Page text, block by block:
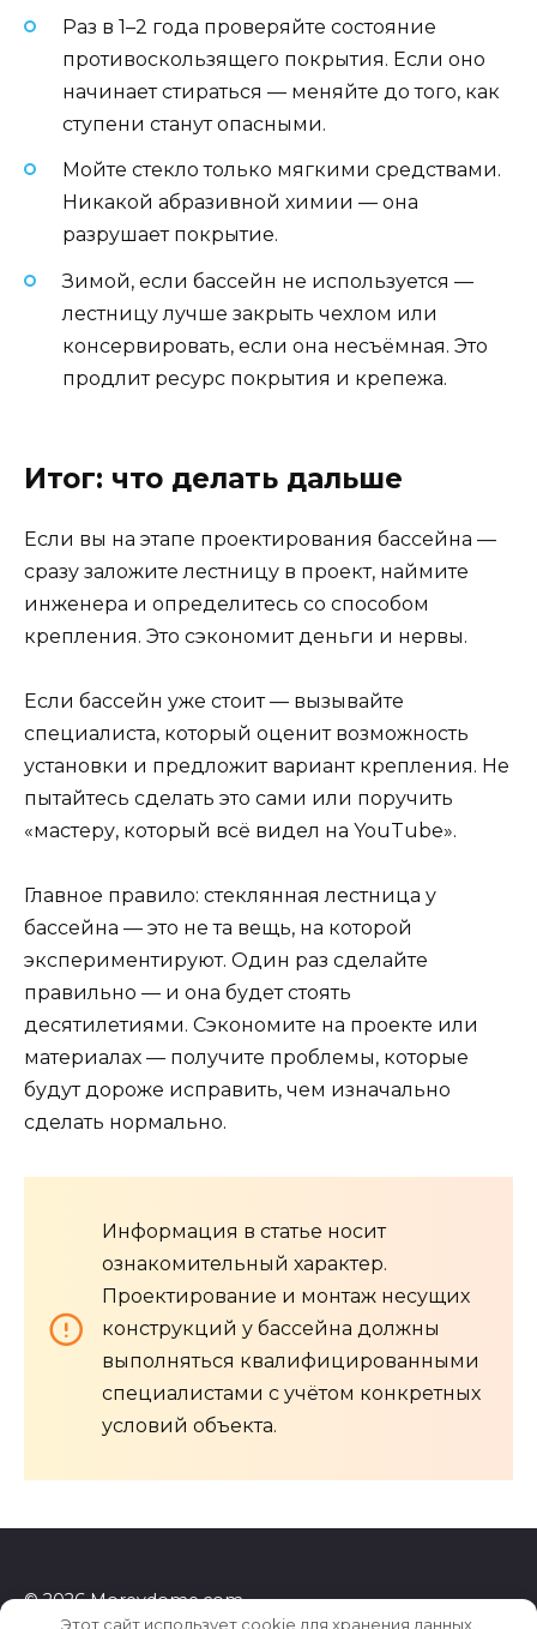
Раз в 1–2 года проверяйте состояние
противоскользящего покрытия. Если оно
начинает стираться — меняйте до того, как
ступени станут опасными.
Мойте стекло только мягкими средствами.
Никакой абразивной химии — она
разрушает покрытие.
Зимой, если бассейн не используется —
лестницу лучше закрыть чехлом или
консервировать, если она несъёмная. Это
продлит ресурс покрытия и крепежа.
Итог: что делать дальше
Если вы на этапе проектирования бассейна —
сразу заложите лестницу в проект, наймите
инженера и определитесь со способом
крепления. Это сэкономит деньги и нервы.
Если бассейн уже стоит — вызывайте
специалиста, который оценит возможность
установки и предложит вариант крепления. Не
пытайтесь сделать это сами или поручить
«мастеру, который всё видел на YouTube».
Главное правило: стеклянная лестница у
бассейна — это не та вещь, на которой
экспериментируют. Один раз сделайте
правильно — и она будет стоять
десятилетиями. Сэкономите на проекте или
материалах — получите проблемы, которые
будут дороже исправить, чем изначально
сделать нормально.
Информация в статье носит
ознакомительный характер.
Проектирование и монтаж несущих
конструкций у бассейна должны
выполняться квалифицированными
специалистами с учётом конкретных
условий объекта.
© 2026 Morevdome.com
Этот сайт использует cookie для хранения данных.